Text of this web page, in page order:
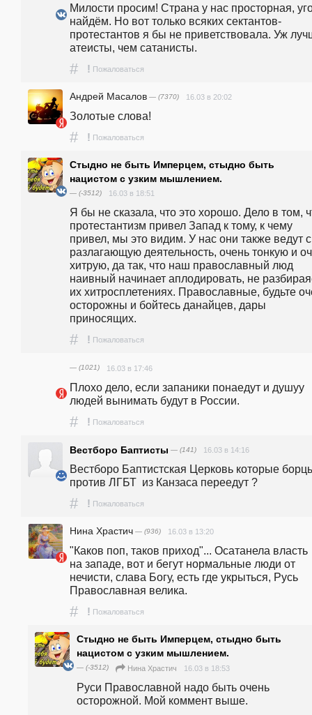
Милости просим! Страна у нас просторная,
найдём. Но вот только всяких сектантов-
протестантов я бы не приветствовала. Уж
атеисты, чем сатанисты.
# ! Пожаловаться
Андрей Масалов — (7370) 16.03 в 20:02
Золотые слова!
# ! Пожаловаться
Стыдно не быть Имперцем, стыдно быть
нацистом с узким мышлением.
— (-3512) 16.03 в 18:51
Я бы не сказала, что это хорошо. Дело в том,
протестантизм привел Запад к тому, к чему
привел, мы это видим. У нас они также ведут
разлагающую деятельность, очень тонкую и
хитрую, да так, что наш православный люд
наивный начинает аплодировать, не
их хитросплетениях. Православные, будьте
осторожны и бойтесь данайцев, дары
приносящих.
# ! Пожаловаться
— (1021) 16.03 в 17:46
Плохо дело, если запаники понаедут и душуу
людей вынимать будут в России.
# ! Пожаловаться
Вестборо Баптисты — (141) 16.03 в 14:16
Вестборо Баптистская Церковь которые
против ЛГБТ  из Канзаса переедут ?
# ! Пожаловаться
Нина Храстич — (936) 16.03 в 13:20
"Каков поп, таков приход"... Осатанела власть
на западе, вот и бегут нормальные люди от
нечисти, слава Богу, есть где укрыться, Русь
Православная велика.
# ! Пожаловаться
Стыдно не быть Имперцем, стыдно быть
нацистом с узким мышлением.
— (-3512) Нина Храстич 16.03 в 18:53
Руси Православной надо быть очень
осторожной. Мой коммент выше.